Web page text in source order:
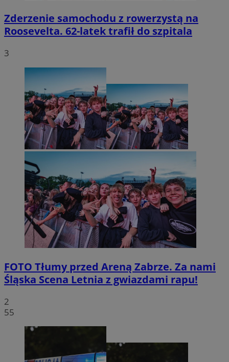
Zderzenie samochodu z rowerzystą na
Roosevelta. 62-latek trafił do szpitala
3
FOTO Tłumy przed Areną Zabrze. Za nami
Śląska Scena Letnia z gwiazdami rapu!
2
55